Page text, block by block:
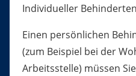
Individueller
Einen persönlichen
(zum Beispiel bei der
Arbeitsstelle) müssen